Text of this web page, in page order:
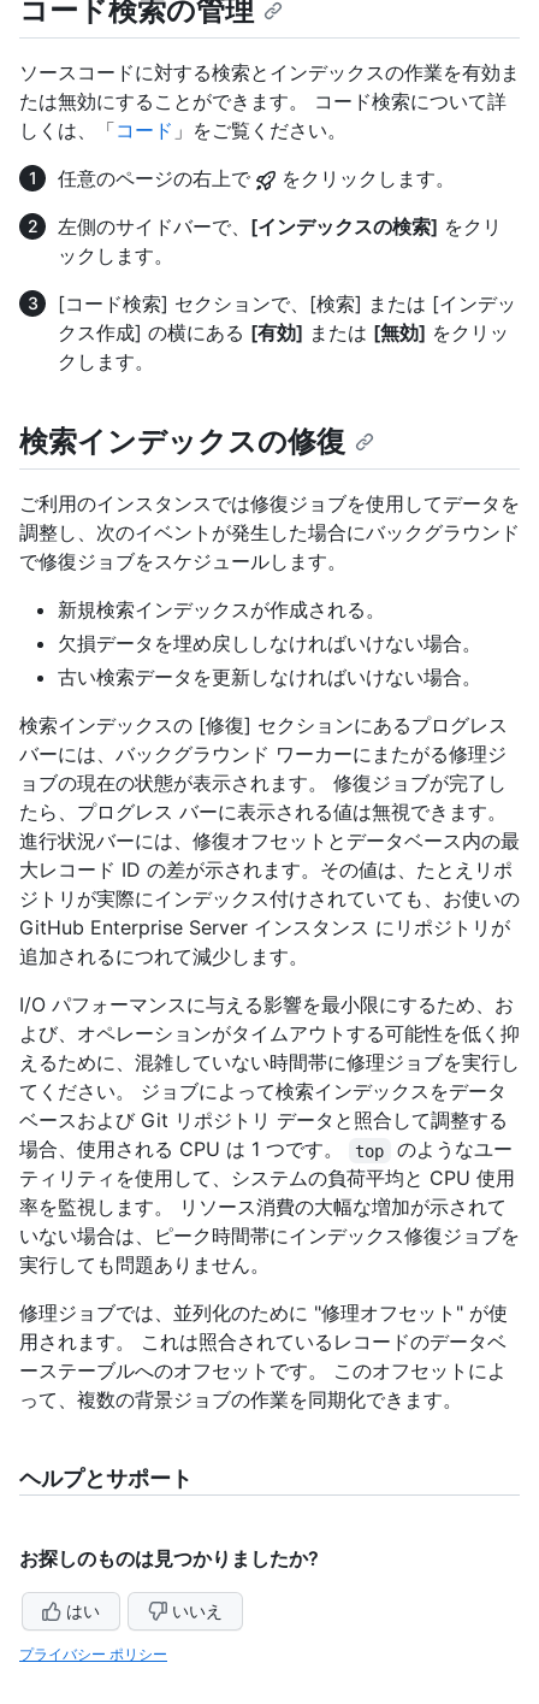
コード検索の管理
ソースコードに対する検索とインデックスの作業を有効ま
たは無効にすることができます。 コード検索について詳
しくは、「コード 」をご覧ください。
任意のページの右上で
をクリックします。
左側のサイドバーで、 [インデックスの検索] をクリ
ックします。
[コード検索] セクションで、[検索] または [インデッ
クス作成] の横にある [有効] または [無効] をクリッ
クします。
検索インデックスの修復
ご利用のインスタンスでは修復ジョブを使用してデータを
調整し、次のイベントが発生した場合にバックグラウンド
で修復ジョブをスケジュールします。
新規検索インデックスが作成される。
欠損データを埋め戻ししなければいけない場合。
古い検索データを更新しなければいけない場合。
検索インデックスの [修復] セクションにあるプログレス
バーには、バックグラウンド ワーカーにまたがる修理ジ
ョブの現在の状態が表示されます。 修復ジョブが完了し
たら、プログレス バーに表示される値は無視できます。
進行状況バーには、修復オフセットとデータベース内の最
大レコード ID の差が示されます。その値は、たとえリポ
ジトリが実際にインデックス付けされていても、お使いの
GitHub Enterprise Server インスタンス にリポジトリが
追加されるにつれて減少します。
I/O パフォーマンスに与える影響を最小限にするため、お
よび、オペレーションがタイムアウトする可能性を低く抑
えるために、混雑していない時間帯に修理ジョブを実行し
てください。 ジョブによって検索インデックスをデータ
ベースおよび Git リポジトリ データと照合して調整する
場合、使用される CPU は 1 つです。
top
のようなユー
ティリティを使用して、システムの負荷平均と CPU 使用
率を監視します。 リソース消費の大幅な増加が示されて
いない場合は、ピーク時間帯にインデックス修復ジョブを
実行しても問題ありません。
修理ジョブでは、並列化のために "修理オフセット" が使
用されます。 これは照合されているレコードのデータベ
ーステーブルへのオフセットです。 このオフセットによ
って、複数の背景ジョブの作業を同期化できます。
ヘルプとサポート
お探しのものは見つかりましたか?
はい いいえ
プライバシー ポリシー